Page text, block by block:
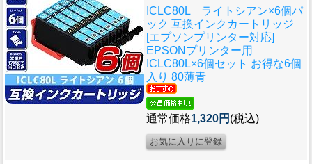
ICLC80L ライトシアン×6個パ
ック 互換インクカートリッジ
[エプソンプリンター対応]
EPSONプリンター用
ICLC80L×6個セット お得な6個
入り 80薄青
通常価格1,320円 (税込)